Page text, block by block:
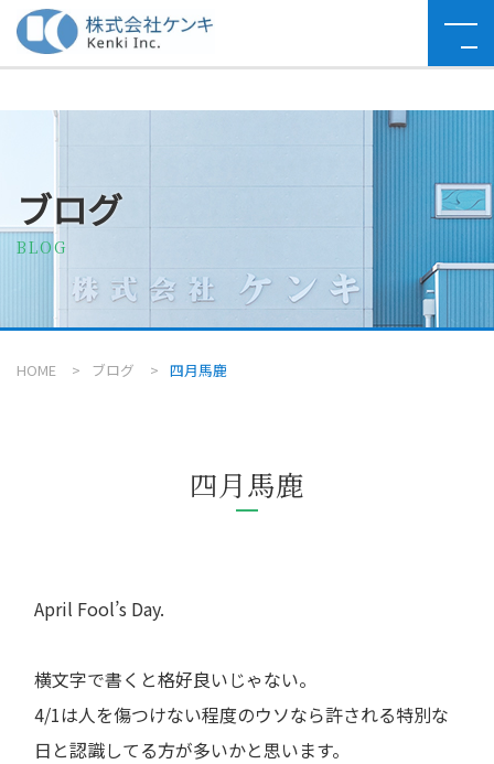
ブログ
BLOG
HOME ブログ 四月馬鹿
四月馬鹿
April Fool’s Day.
横文字で書くと格好良いじゃない。
4/1は人を傷つけない程度のウソなら許される特別な
日と認識してる方が多いかと思います。